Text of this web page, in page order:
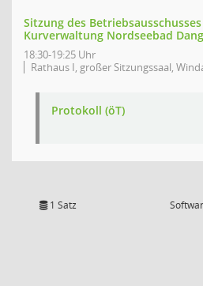
Sitzung des
Kurverwaltung Nordseebad
18:30-19:25 Uhr
Rathaus I, großer Sitzungssaal,
Protokoll (öT)
1 Satz